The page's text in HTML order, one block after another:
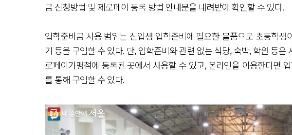
금 신청방법 및 제로페이 등록 방법 안내문을 내려받아 확인할 수 있다.
입학준비금 사용 범위는 신입생 입학준비에 필요한 물품으로 초등학생
기 등을 구입할 수 있다. 단, 입학준비와 관련 없는 식당, 숙박, 학원 등은
로페이가맹점에 등록된 곳에서 사용할 수 있고, 온라인을 이용한다면
를 통해 구입할 수 있다.